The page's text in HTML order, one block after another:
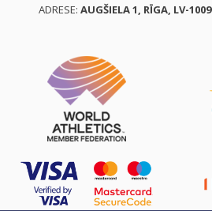
ADRESE: AUGŠIELA 1, RĪGA, LV-1009